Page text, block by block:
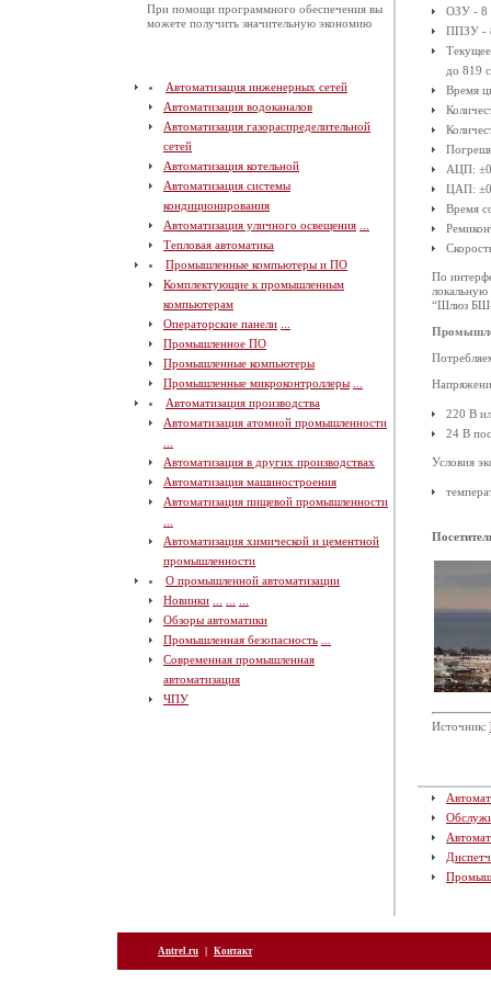
При помощи программного обеспечения вы
можете получить значительную экономию
Автоматизация инженерных сетей
Автоматизация водоканалов
Автоматизация газораспределительной
сетей
Автоматизация котельной
Автоматизация системы
кондиционирования
Автоматизация уличного освещения
Тепловая автоматика
Промышленные компьютеры и ПО
Комплектующие к промышленным
компьютерам
Операторские панели
Промышленное ПО
Промышленные компьютеры
Промышленные микроконтроллеры
Автоматизация производства
Автоматизация атомной промышленности
Автоматизация в других производствах
Автоматизация машиностроения
Автоматизация пищевой промышленности
Автоматизация химической и цементной
промышленности
О промышленной автоматизации
Новинки
Обзоры автоматики
Промышленная безопасность
Современная промышленная
автоматизация
ЧПУ
ОЗУ - 8
ППЗУ -
до 819
Время
АЦП:
ЦАП:
Время
По
“Шлюз БШ-
220 В
24 В
Условия
Источник:
Antrel.ru | Контакт